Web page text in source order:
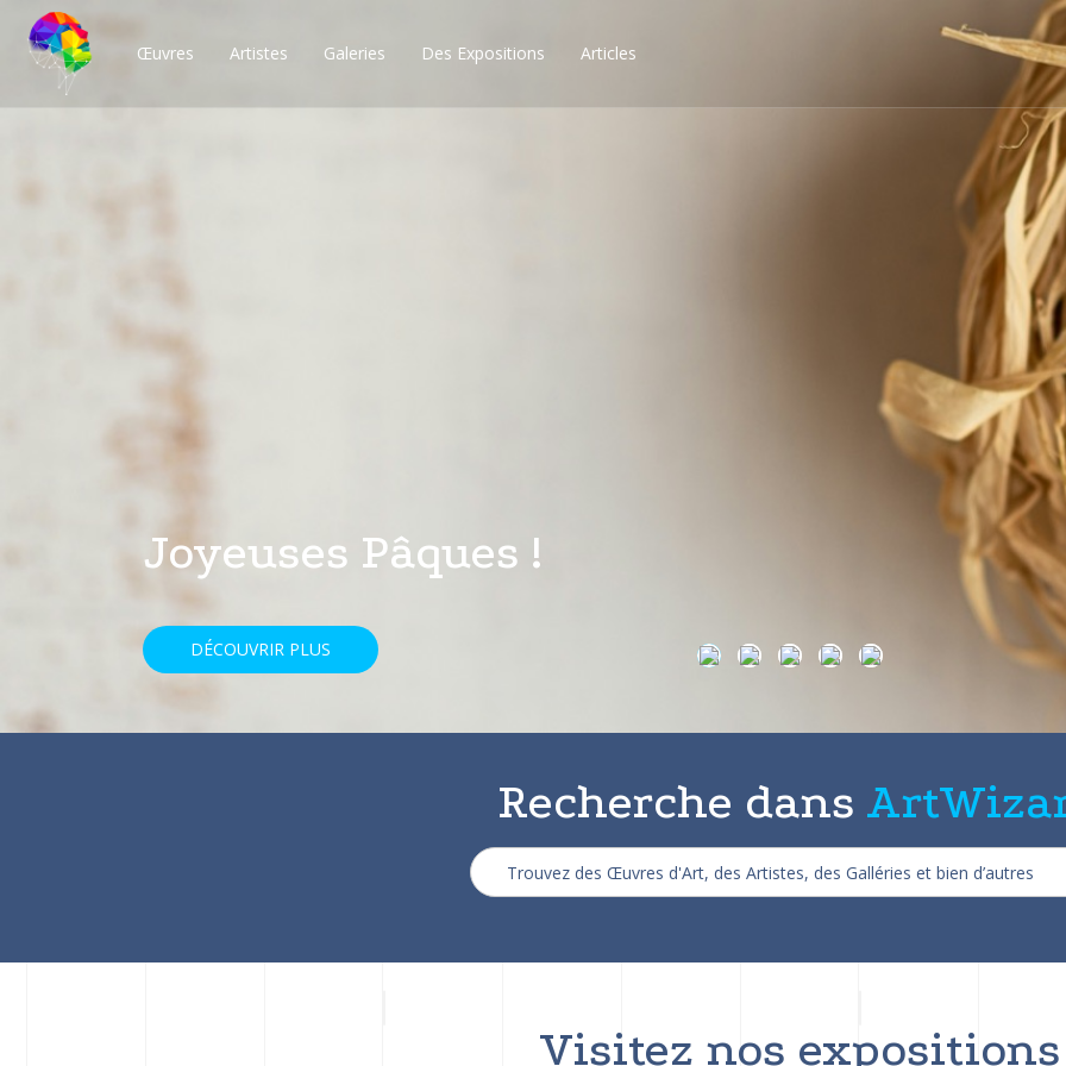
Œuvres Artistes Galeries Des Expositions Articles
Des milliers de possibilités, obtenez les
avec une réduction de 25%
DÉCOUVRIR PLUS
Recherche dans
Visitez nos expositions